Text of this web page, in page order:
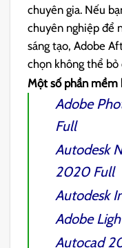
chuyên gia. Nếu
chuyên nghiệp để
sáng tạo, Adobe
chọn không thể bỏ
Một số phần mềm
Adobe
Full
Autodesk
2020 Full
Autodesk
Adobe
Autocad